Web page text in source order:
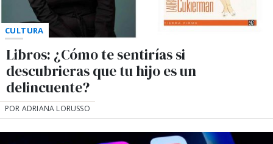
CULTURA
Libros: ¿Cómo te sentirías si
descubrieras que tu hijo es un
delincuente?
POR ADRIANA LORUSSO